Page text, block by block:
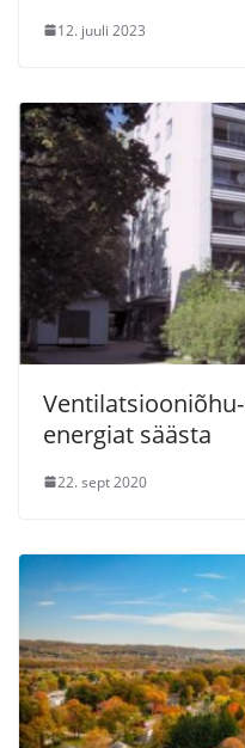
12. juuli 2023
energiat säästa
22. sept 2020